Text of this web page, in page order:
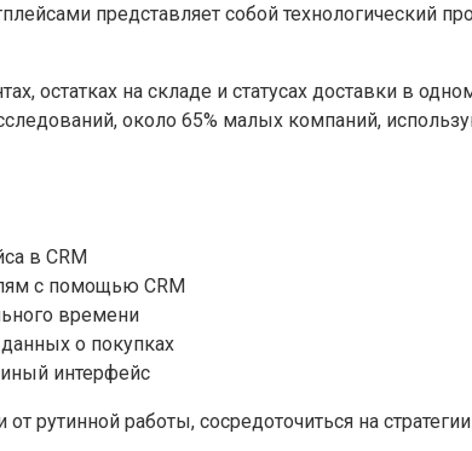
представляет собой технологический
остатках на складе и статусах доставки в
около 65% малых компаний,
в CRM
с помощью CRM
времени
о покупках
интерфейс
рутинной работы, сосредоточиться на